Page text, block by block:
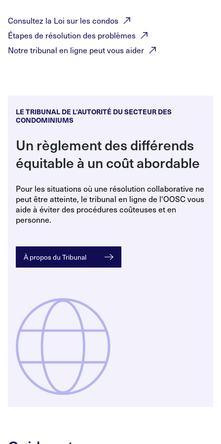
Consultez la Loi sur lescondos
Étapes de résolution des problèmes
Notre tribunal en ligne peut vousaider
LE TRIBUNAL DE L’AUTORITÉ DU SECTEUR DES
CONDOMINIUMS
Un règlement des différends
équitable à un coût abordable
Pour les situations où une résolution collaborative ne
peut être atteinte, le tribunal en ligne de l'OOSC vous
aide à éviter des procédures coûteuses et en
personne.
À propos du Tribunal